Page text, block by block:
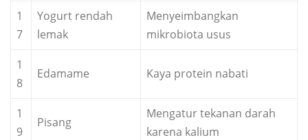
1
7
Yogurt rendah
lemak
Menyeimbangkan
mikrobiota usus
1
8
Edamame Kaya protein nabati
1
9
Pisang
Mengatur tekanan darah
karena kalium